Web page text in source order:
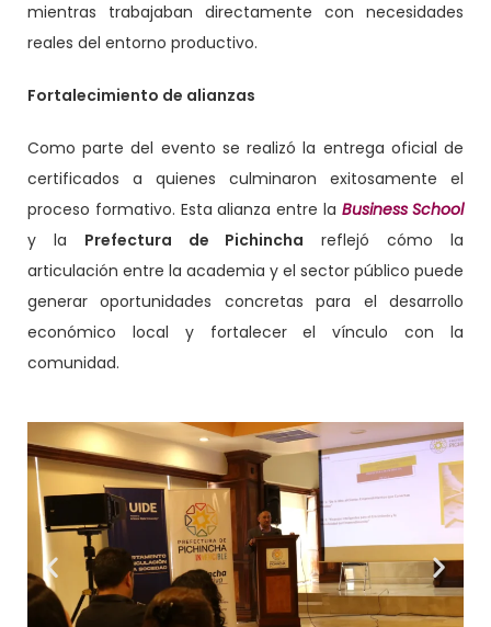
mientras trabajaban directamente con necesidades
reales del entorno productivo.
Fortalecimiento de alianzas
Como parte del evento se realizó la entrega oficial de
certificados a quienes culminaron exitosamente el
proceso formativo. Esta alianza entre la Business School
y la Prefectura de Pichincha reflejó cómo la
articulación entre la academia y el sector público puede
generar oportunidades concretas para el desarrollo
económico local y fortalecer el vínculo con la
comunidad.